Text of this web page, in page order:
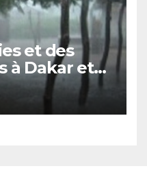
et des
à Dakar et
ce